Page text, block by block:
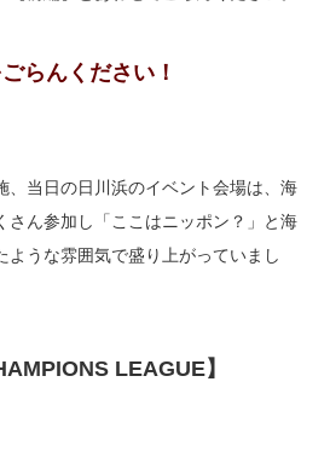
らんください！
、当日の日川浜のイベント会場は、海
さん参加し「ここはニッポン？」と海
ような雰囲気で盛り上がっていまし
LEAGUE】